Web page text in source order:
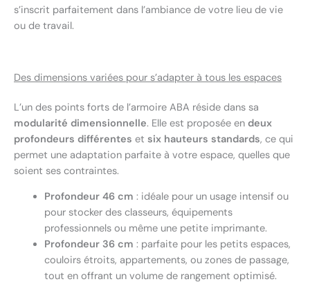
s’inscrit parfaitement dans l’ambiance de votre lieu de vie
ou de travail.
Des dimensions variées pour s’adapter à tous les espaces
L’un des points forts de l’armoire ABA réside dans sa
modularité dimensionnelle. Elle est proposée en deux
profondeurs différentes et six hauteurs standards, ce qui
permet une adaptation parfaite à votre espace, quelles que
soient ses contraintes.
Profondeur 46 cm : idéale pour un usage intensif ou
pour stocker des classeurs, équipements
professionnels ou même une petite imprimante.
Profondeur 36 cm : parfaite pour les petits espaces,
couloirs étroits, appartements, ou zones de passage,
tout en offrant un volume de rangement optimisé.